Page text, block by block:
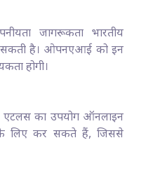
जागरूकता भारतीय
सकती है। ओपनएआई को इन
होगी।
एटलस का उपयोग ऑनलाइन
लिए कर सकते हैं, जिससे